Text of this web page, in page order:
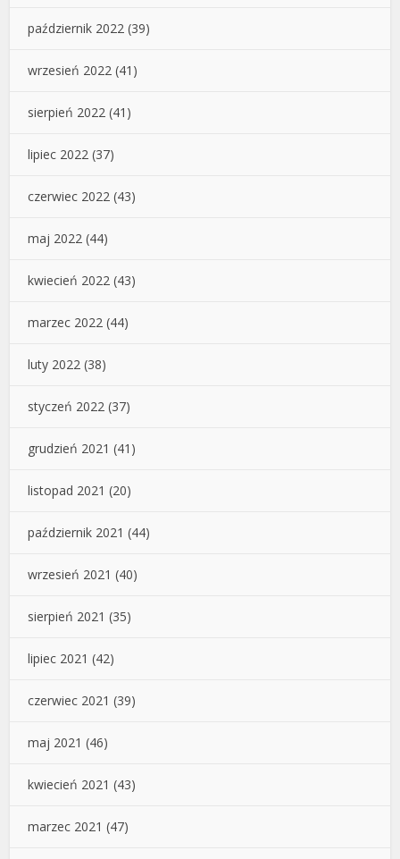
październik 2022 (39)
wrzesień 2022 (41)
sierpień 2022 (41)
lipiec 2022 (37)
czerwiec 2022 (43)
maj 2022 (44)
kwiecień 2022 (43)
marzec 2022 (44)
luty 2022 (38)
styczeń 2022 (37)
grudzień 2021 (41)
listopad 2021 (20)
październik 2021 (44)
wrzesień 2021 (40)
sierpień 2021 (35)
lipiec 2021 (42)
czerwiec 2021 (39)
maj 2021 (46)
kwiecień 2021 (43)
marzec 2021 (47)